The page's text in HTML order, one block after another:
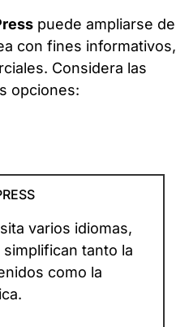
puede ampliarse de
con fines informativos,
Considera las
opciones:
varios idiomas,
tanto la
como la